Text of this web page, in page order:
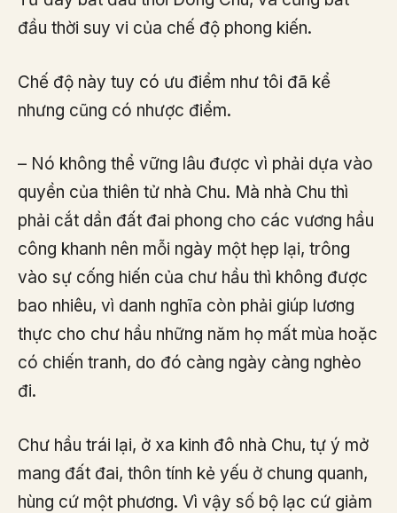
đầu thời suy vi của chế độ phong kiến.
Chế độ này tuy có ưu điểm như tôi đã kể
nhưng cũng có nhược điểm.
– Nó không thể vững lâu được vì phải dựa vào
quyền của thiên tử nhà Chu. Mà nhà Chu thì
phải cắt dần đất đai phong cho các vương hầu
công khanh nên mỗi ngày một hẹp lại, trông
vào sự cống hiến của chư hầu thì không được
bao nhiêu, vì danh nghĩa còn phải giúp lương
thực cho chư hầu những năm họ mất mùa hoặc
có chiến tranh, do đó càng ngày càng nghèo
đi.
Chư hầu trái lại, ở xa kinh đô nhà Chu, tự ý mở
mang đất đai, thôn tính kẻ yếu ở chung quanh,
hùng cứ một phương. Vì vậy số bộ lạc cứ giảm